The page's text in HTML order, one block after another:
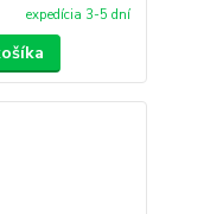
expedícia 3-5 dní